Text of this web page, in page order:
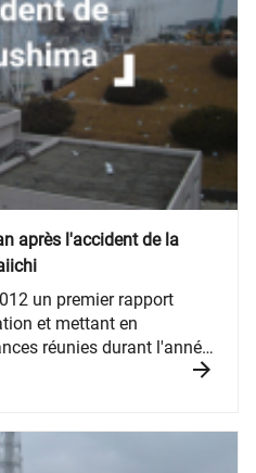
après l'accident de la
un premier rapport
et mettant en
réunies durant l'année